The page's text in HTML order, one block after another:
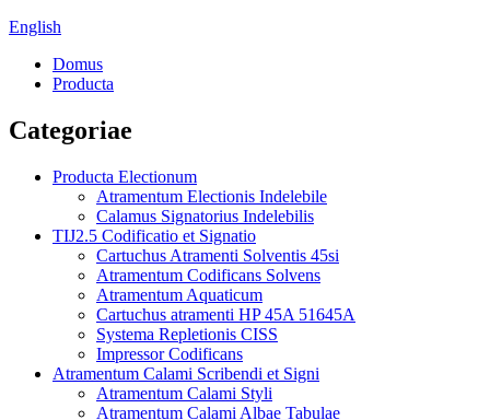
English
Domus
Producta
Categoriae
Producta Electionum
Atramentum Electionis Indelebile
Calamus Signatorius Indelebilis
TIJ2.5 Codificatio et Signatio
Cartuchus Atramenti Solventis 45si
Atramentum Codificans Solvens
Atramentum Aquaticum
Cartuchus atramenti HP 45A 51645A
Systema Repletionis CISS
Impressor Codificans
Atramentum Calami Scribendi et Signi
Atramentum Calami Styli
Atramentum Calami Albae Tabulae